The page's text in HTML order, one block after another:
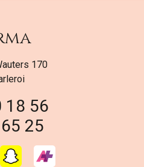
170
18 56
25